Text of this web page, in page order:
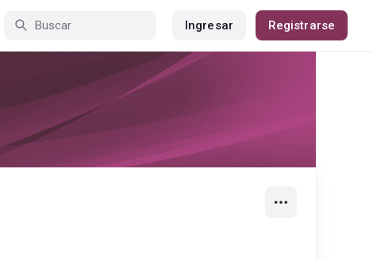
Ingresar Registrarse